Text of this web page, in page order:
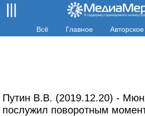
Всё Главное Авторское
Путин В.В. (2019.12.20) -
послужил поворотным